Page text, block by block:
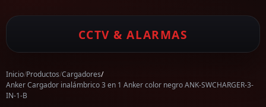
CCTV & ALARMAS
Inicio/Productos/Cargadores/
Anker Cargador inalámbrico 3 en 1 Anker color negro ANK-SWCHARGER-3-
IN-1-B